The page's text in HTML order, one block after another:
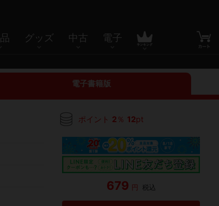
グッズ 中古 電子
電子書籍版
ポイント 2 ％ 12pt
679 円 税込